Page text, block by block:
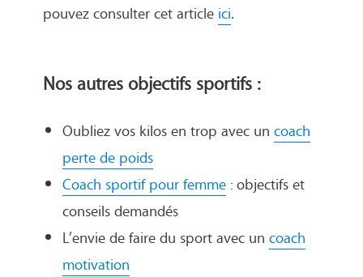
pouvez consulter cet article ici.
Nos autres objectifs sportifs :
Oubliez vos kilos en trop avec uncoach
perte de poids
Coach sportif pour femme : objectifs et
conseils demandés
L’envie de faire du sport avec uncoach
motivation